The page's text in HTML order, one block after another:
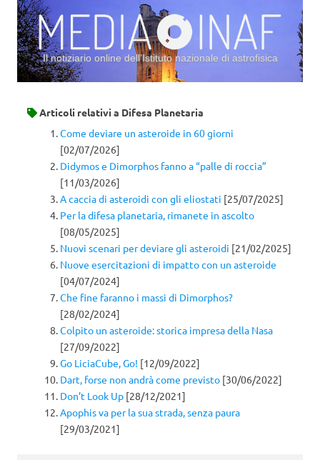
Il notiziario online dell’Istituto nazionale di astrofisica
Articoli relativi a Difesa Planetaria
Come deviare un asteroide in 60 giorni
[02/07/2026]
Didymos e Dimorphos fanno a “palle di roccia”
[11/03/2026]
A caccia di asteroidi con gli eliostati [25/07/2025]
Per la difesa planetaria, rimanete in ascolto
[08/05/2025]
Nuovi scenari per deviare gli asteroidi [21/02/2025]
Nuove esercitazioni di impatto con un asteroide
[04/07/2024]
Che fine faranno i massi di Dimorphos?
[28/02/2024]
Colpito un asteroide: storica impresa della Nasa
[27/09/2022]
Go LiciaCube, Go! [12/09/2022]
Dart, forse non andrà come previsto [30/06/2022]
Don’t Look Up [28/12/2021]
Apophis va per la sua strada, senza paura
[29/03/2021]